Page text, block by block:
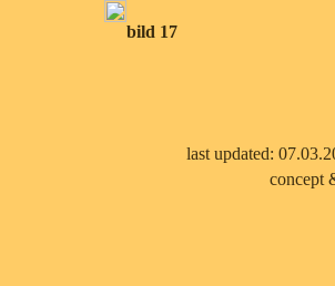
bild 17
last updated:
concept